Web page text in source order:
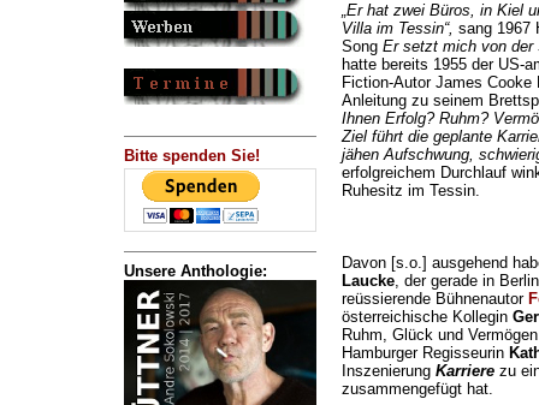
Bitte spenden Sie!
Unsere Anthologie:
„Er hat zwei Büros, in Kiel
Villa im Tessin“, sang 1967
Song Er setzt mich von der
hatte bereits 1955 der US-
Fiction-Autor James
Anleitung zu seinem
Ihnen Erfolg? Ruhm?
Ziel führt die geplante
jähen Aufschwung,
erfolgreichem Durchlauf
Ruhesitz im Tessin.
Davon [s.o.] ausgehend
Laucke, der gerade in
reüssierende Bühnenautor
österreichische Kollegin
Ruhm, Glück und
Hamburger Regisseurin
Inszenierung Karrierezu
zusammengefügt hat.